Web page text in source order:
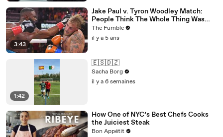
3:43
Jake Paul v. Tyron Woodley Match:
People Think The Whole Thing Was
RIGGED
The Fumble
il y a 5 ans
1:42
🇪🇸🇩🇿
Sacha Borg
il y a 6 semaines
How One of NYC’s Best Chefs Cooks
the Juiciest Steak
Bon Appétit